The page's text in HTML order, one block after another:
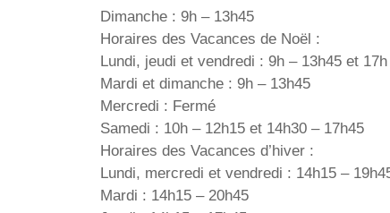
Dimanche : 9h – 13h45
Horaires des Vacances de Noël :
Lundi, jeudi et vendredi : 9h – 13h45 et
Mardi et dimanche : 9h – 13h45
Mercredi : Fermé
Samedi : 10h – 12h15 et 14h30 – 17h45
Horaires des Vacances d’hiver :
Lundi, mercredi et vendredi : 14h15 –
Mardi : 14h15 – 20h45